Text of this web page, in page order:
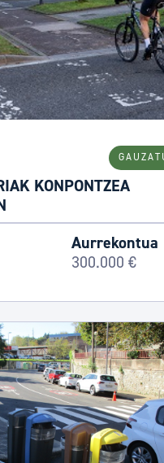
Iragarki ofizialen
KONPONTZEA
Aurrekontua
300.000 €